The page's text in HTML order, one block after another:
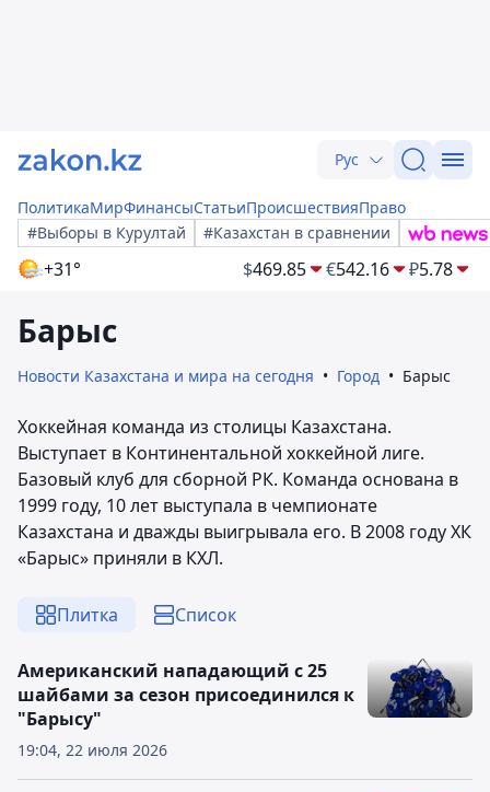
Рус
ПолитикаМирФинансыСтатьиПроисшествияПраво
#Выборы в Курултай
#Казахстан в сравнении
+31° $469.85 €542.16 ₽5.78
Барыс
Новости Казахстана и мира на сегодня Город Барыс
Хоккейная команда из столицы Казахстана.
Выступает в Континентальной хоккейной лиге.
Базовый клуб для сборной РК. Команда основана в
1999 году, 10 лет выступала в чемпионате
Казахстана и дважды выигрывала его. В 2008 году ХК
«Барыс» приняли в КХЛ.
Плитка Список
19:04, 22 июля 2026
Американский нападающий с 25
шайбами за сезон присоединился к
"Барысу"